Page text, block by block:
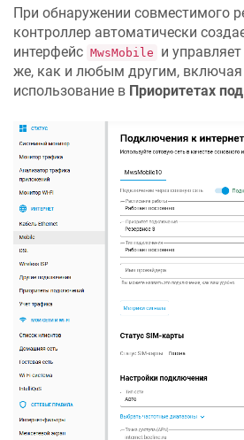
При обнаружении совместимого
контроллер автоматически
интерфейс MwsMobile
и
же, как и любым другим, включая
использование в Приоритетах